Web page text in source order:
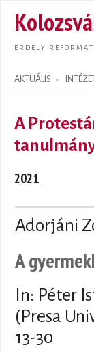
ERDÉLY
AKTUÁLIS INTÉZET
Search form
A
2021
Adorjáni
A
In: Péter
(Presa
13-30